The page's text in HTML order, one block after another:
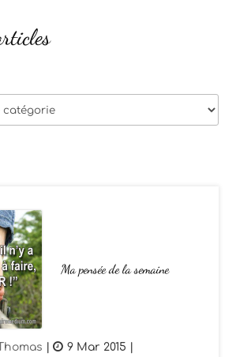
Ma pensée de la semaine
| 9 Mar 2015 |